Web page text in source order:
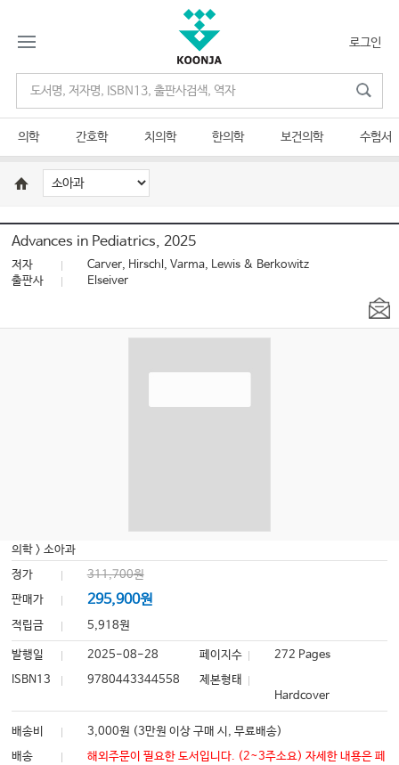
로그인
의학 간호학 치의학 한의학 보건의학 수험서
Advances in Pediatrics, 2025
저자
Carver, Hirschl, Varma, Lewis & Berkowitz
출판사
Elseiver
의학 >소아과
정가
311,700원
판매가
295,900원
적립금 5,918원
발행일 2025-08-28 페이지수
272 Pages
ISBN13
9780443344558
제본형태
Hardcover
배송비
3,000원 (3만원 이상 구매 시, 무료배송)
배송
해외주문이 필요한 도서입니다. (2~3주소요) 자세한 내용은 페